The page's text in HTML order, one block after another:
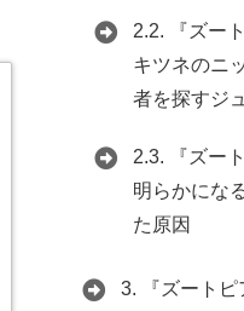
2.2. 『ズー
キツネのニ
者を探すジ
2.3. 『ズー
明らかにな
た原因
3. 『ズート